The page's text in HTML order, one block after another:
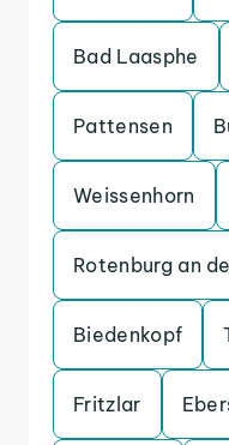
Bad Laasphe
Pattensen
Weissenhorn
Rotenburg an
Biedenkopf
Fritzlar